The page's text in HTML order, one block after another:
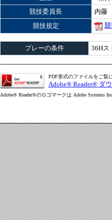
競技委員長
内藤
競技規定
プレーの条件 36Hス
PDF形式のファイルをご覧
Adobe® Reader® ダ
Adobe® Reader®のロゴマークは Adobe Systems